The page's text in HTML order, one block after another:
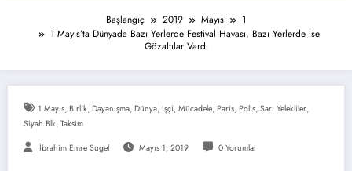
Başlangıç 2019 Mayıs
1
1 Mayıs’ta Dünyada Bazı Yerlerde Festival Havası, Bazı Yerlerde İse
Gözaltılar Vardı
1 Mayıs, Birlik, Dayanışma, Dünya, Işçi, Mücadele, Paris, Polis, Sarı Yelekliler,
Siyah Blk, Taksim
İbrahim Emre Sugel Mayıs 1, 2019 0 Yorumlar